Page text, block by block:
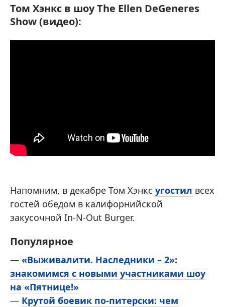
Том Хэнкс в шоу The Ellen DeGeneres
Show (видео):
Напомним, в декабре Том Хэнкс угостил всех
гостей обедом в калифорнийской
закусочной In-N-Out Burger.
Популярное
— «Выживалити. Наследники – 2»:
знакомимся с новыми участниками шоу
на «Пятнице!»
— Крутой боевик по-питерски: чем